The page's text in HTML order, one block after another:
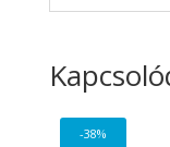
-38%